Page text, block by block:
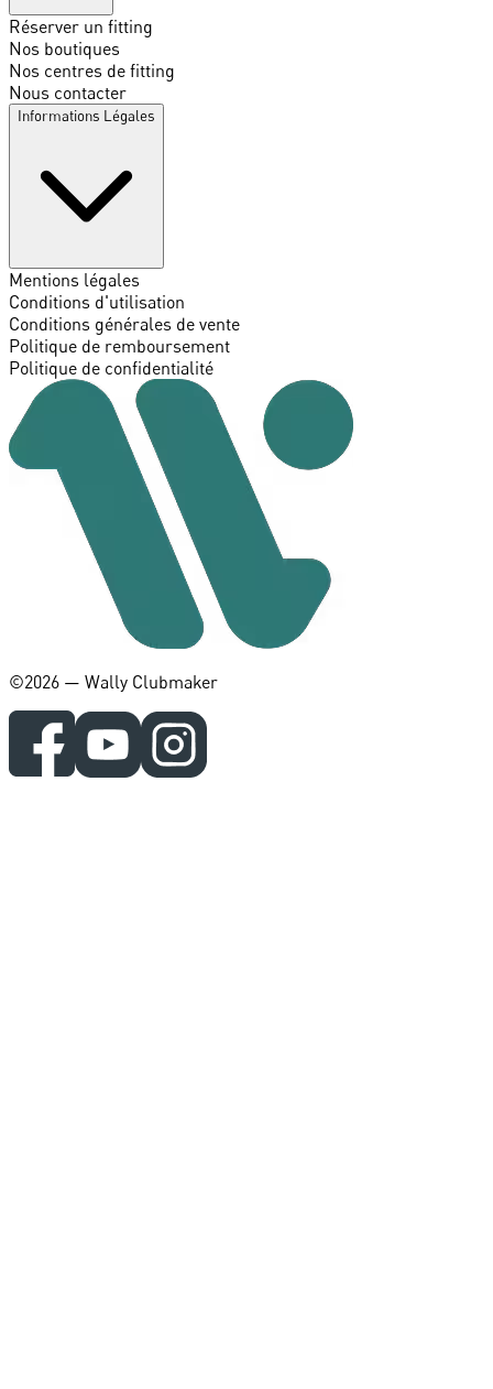
Réserver un fitting
Nos boutiques
Nos centres de fitting
Nous contacter
Informations Légales
Mentions légales
Conditions d'utilisation
Conditions générales de vente
Politique de remboursement
Politique de confidentialité
©️2026 — Wally Clubmaker